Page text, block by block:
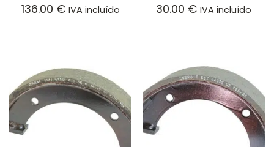
136.00 € IVA incluído 30.00 € IVA incluído